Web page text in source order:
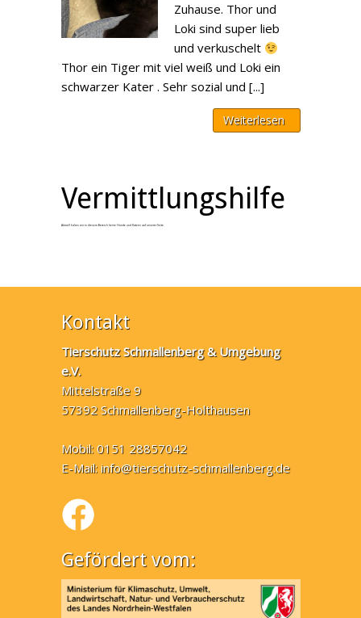
Zuhause. Thor und
Loki sind super lieb
und verkuschelt
Thor ein Tiger mit viel weiß und Loki ein
schwarzer Kater . Sehr sozial und [...]
Weiterlesen
Vermittlungshilfe
Aktuell haben wir in diesem Bereich keine Hunde und Katzen auf unserer Seite.
Kontakt
Tierschutz Schmallenberg & Umgebung
e.V.
Mittelstraße 9
57392 Schmallenberg-Holthausen
Mobil: 0151 28857042
E-Mail:info@tierschutz-schmallenberg.de
Gefördert vom: